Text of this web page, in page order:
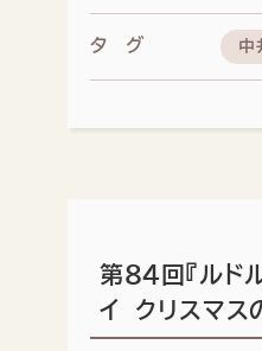
タグ 中
第84回『ルド
イ クリスマス